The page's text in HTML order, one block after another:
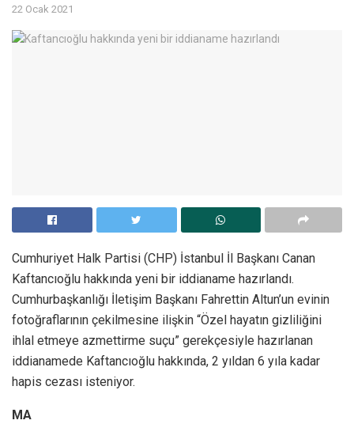
22 Ocak 2021
Cumhuriyet Halk Partisi (CHP) İstanbul İl Başkanı Canan
Kaftancıoğlu hakkında yeni bir iddianame hazırlandı.
Cumhurbaşkanlığı İletişim Başkanı Fahrettin Altun’un evinin
fotoğraflarının çekilmesine ilişkin “Özel hayatın gizliliğini
ihlal etmeye azmettirme suçu” gerekçesiyle hazırlanan
iddianamede Kaftancıoğlu hakkında, 2 yıldan 6 yıla kadar
hapis cezası isteniyor.
MA